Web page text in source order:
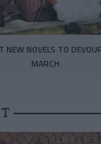
NEW NOVELS TO
MARCH